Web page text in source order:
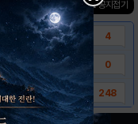
진행중인 이벤트0건 ▲ 공지접기
4
0
248